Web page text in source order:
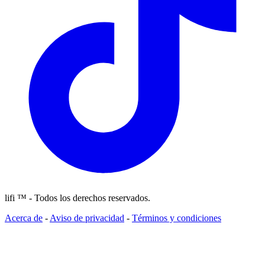
lifi ™ - Todos los derechos reservados.
Acerca de - Aviso de privacidad - Términos y condiciones